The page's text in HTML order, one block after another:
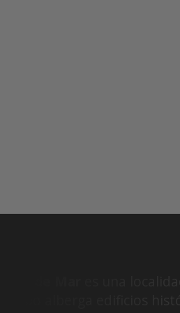
es una
antiguo alberga edificios